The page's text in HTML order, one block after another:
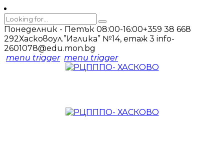
Понеделник - Петък 08:00-16:00+359 38 668
292Хасковоул.”Иглика” №14, етаж 3 info-
2601078@edu.mon.bg
menu trigger menu trigger